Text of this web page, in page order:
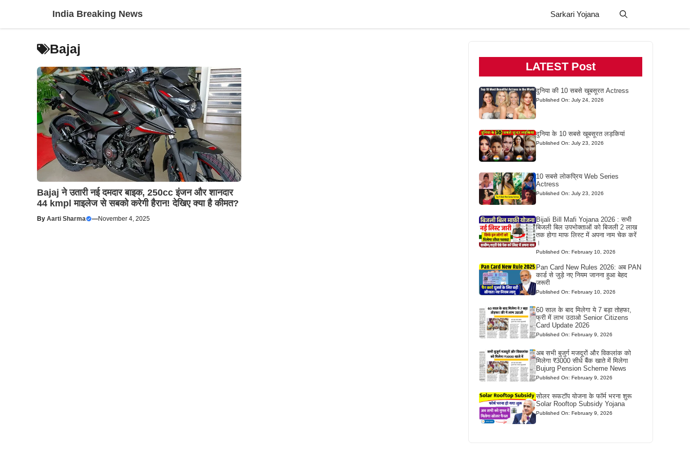
India Breaking News Sarkari Yojana
Bajaj
Bajaj ने उतारी नई दमदार बाइक, 250cc इंजन और शानदार
44 kmpl माइलेज से सबको करेगी हैरान! देखिए क्या है कीमत?
By Aarti Sharma —November 4, 2025
LATEST Post
दुनिया की 10 सबसे खूबसूरत Actress
Published On: July 24, 2026
दुनिया के 10 सबसे खूबसूरत लड़कियां
Published On: July 23, 2026
10 सबसे लोकप्रिय Web Series
Actress
Published On: July 23, 2026
Bijali Bill Mafi Yojana 2026 : सभी
बिजली बिल उपभोक्ताओं को बिजली 2 लाख
तक होगा माफ लिस्ट में अपना नाम चेक करें
।
Published On: February 10, 2026
Pan Card New Rules 2026: अब PAN
कार्ड से जुड़े नए नियम जानना हुआ बेहद
जरूरी
Published On: February 10, 2026
60 साल के बाद मिलेगा ये 7 बड़ा तोहफा,
फ्री में लाभ उठाओ Senior Citizens
Card Update 2026
Published On: February 9, 2026
अब सभी बुजुर्ग मजदूरों और विकलांक को
मिलेगा ₹3000 सीधे बैंक खाते में मिलेगा
Bujurg Pension Scheme News
Published On: February 9, 2026
सोलर रूफटॉप योजना के फॉर्म भरना शुरू
Solar Rooftop Subsidy Yojana
Published On: February 9, 2026